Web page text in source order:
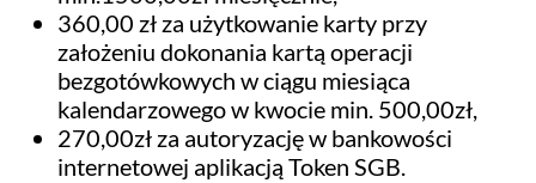
360,00 zł za użytkowanie karty przy
założeniu dokonania kartą operacji
bezgotówkowych w ciągu miesiąca
kalendarzowego w kwocie min. 500,00zł,
270,00zł za autoryzację w bankowości
internetowej aplikacją Token SGB.